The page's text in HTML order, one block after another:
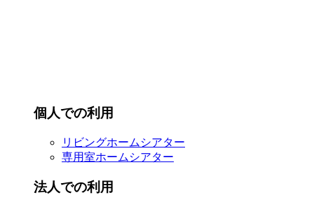
個人での利用
リビングホームシアター
専用室ホームシアター
法人での利用